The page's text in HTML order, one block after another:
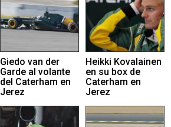
Giedo van der
Garde al volante
del Caterham en
Jerez
Heikki Kovalainen
en su box de
Caterham en
Jerez